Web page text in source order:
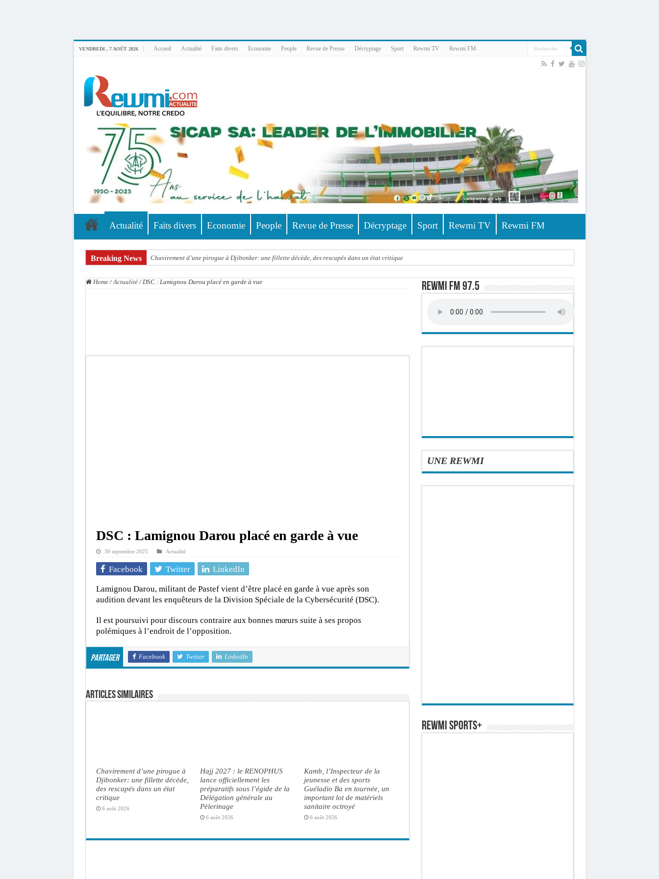
VENDREDI , 7 AOÛT 2026 Accueil Actualité Faits divers Economie People Revue de Presse Décryptage Sport Rewmi TV Rewmi FM
Actualité Faits divers Economie People Revue de Presse Décryptage Sport Rewmi TV Rewmi FM
Breaking News Chavirement d’une pirogue à Djibonker: une fillette décède, des rescapés dans un état critique
Kamb, l’Inspecteur de la jeunesse et des sports Guéladio Ba en tournée, un important lot de matériels sanitaire octroyé
Le Sénégal bénéficie de trois nouveaux financements de la Banque mondiale d’un montant global de 220,71 milliards de francs CFA
Home / Actualité / DSC : Lamignou Darou placé en garde à vue
DSC : Lamignou Darou placé en garde à vue
30 septembre 2025 Actualité
Facebook Twitter LinkedIn
Lamignou Darou, militant de Pastef vient d’être placé en garde à vue après son
audition devant les enquêteurs de la Division Spéciale de la Cybersécurité (DSC).
Il est poursuivi pour discours contraire aux bonnes mœurs suite à ses propos
polémiques à l’endroit de l’opposition.
Partager Facebook Twitter LinkedIn
Articles similaires
Chavirement d’une pirogue à
Djibonker: une fillette décède,
des rescapés dans un état
critique
6 août 2026
Hajj 2027 : le RENOPHUS
lance officiellement les
préparatifs sous l’égide de la
Délégation générale au
Pèlerinage
6 août 2026
Kamb, l’Inspecteur de la
jeunesse et des sports
Guéladio Ba en tournée, un
important lot de matériels
sanitaire octroyé
6 août 2026
Rewmi FM 97.5
UNE REWMI
REWMI SPORTS+